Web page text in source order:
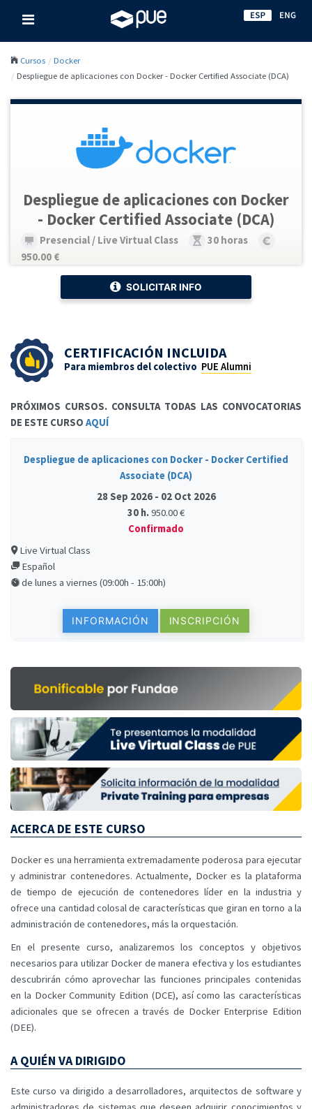
Cursos
Docker
Despliegue de aplicaciones con Docker - Docker Certified Associate (DCA)
Despliegue de aplicaciones con Docker
- Docker Certified Associate (DCA)
Presencial / Live Virtual Class
30 horas
950.00 €
SOLICITAR INFO
CERTIFICACIÓN INCLUIDA
Para miembros del colectivo PUE Alumni
PRÓXIMOS CURSOS. CONSULTA TODAS LAS CONVOCATORIAS
DE ESTE CURSO AQUÍ
Despliegue de aplicaciones con Docker - Docker Certified
Associate (DCA)
28 Sep 2026 - 02 Oct 2026
30 h.950.00 €
Confirmado
Live Virtual Class
Español
de lunes a viernes (09:00h - 15:00h)
INFORMACIÓN INSCRIPCIÓN
ACERCA DE ESTE CURSO
Docker es una herramienta extremadamente poderosa para ejecutar
y administrar contenedores. Actualmente, Docker es la plataforma
de tiempo de ejecución de contenedores líder en la industria y
ofrece una cantidad colosal de características que giran en torno a la
administración de contenedores, más la orquestación.
En el presente curso, analizaremos los conceptos y objetivos
necesarios para utilizar Docker de manera efectiva y los estudiantes
descubrirán cómo aprovechar las funciones principales contenidas
en la Docker Community Edition (DCE), así como las características
adicionales que se ofrecen a través de Docker Enterprise Edition
(DEE).
A QUIÉN VA DIRIGIDO
Este curso va dirigido a desarrolladores, arquitectos de software y